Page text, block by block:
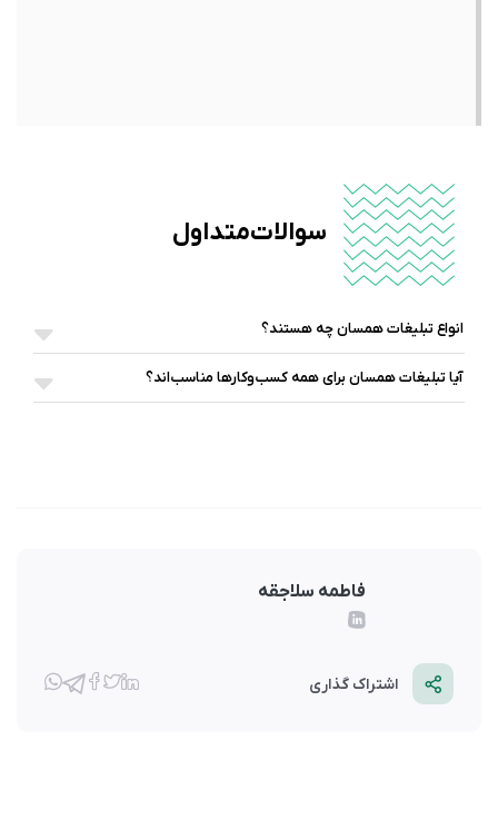
سوالات متداول
انواع تبلیغات همسان چه هستند؟
آیا تبلیغات همسان برای همه کسب‌وکارها مناسب‌اند؟
فاطمه سلاجقه
اشتراک گذاری